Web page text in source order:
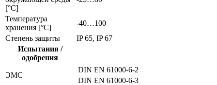
[°C]
Температура
хранения [°C]
-40…100
Степень защиты
IP 65, IP 67
Испытания /
одобрения
ЭMC
DIN EN 61000-6-2
DIN EN 61000-6-3